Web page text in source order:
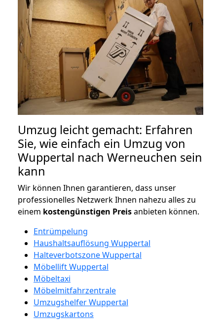
Umzug leicht gemacht: Erfahren
Sie, wie einfach ein Umzug von
Wuppertal nach Werneuchen sein
kann
Wir können Ihnen garantieren, dass unser
professionelles Netzwerk Ihnen nahezu alles zu
einem kostengünstigen Preisanbieten können.
Entrümpelung
Haushaltsauflösung Wuppertal
Halteverbotszone Wuppertal
Möbellift Wuppertal
Möbeltaxi
Möbelmitfahrzentrale
Umzugshelfer Wuppertal
Umzugskartons